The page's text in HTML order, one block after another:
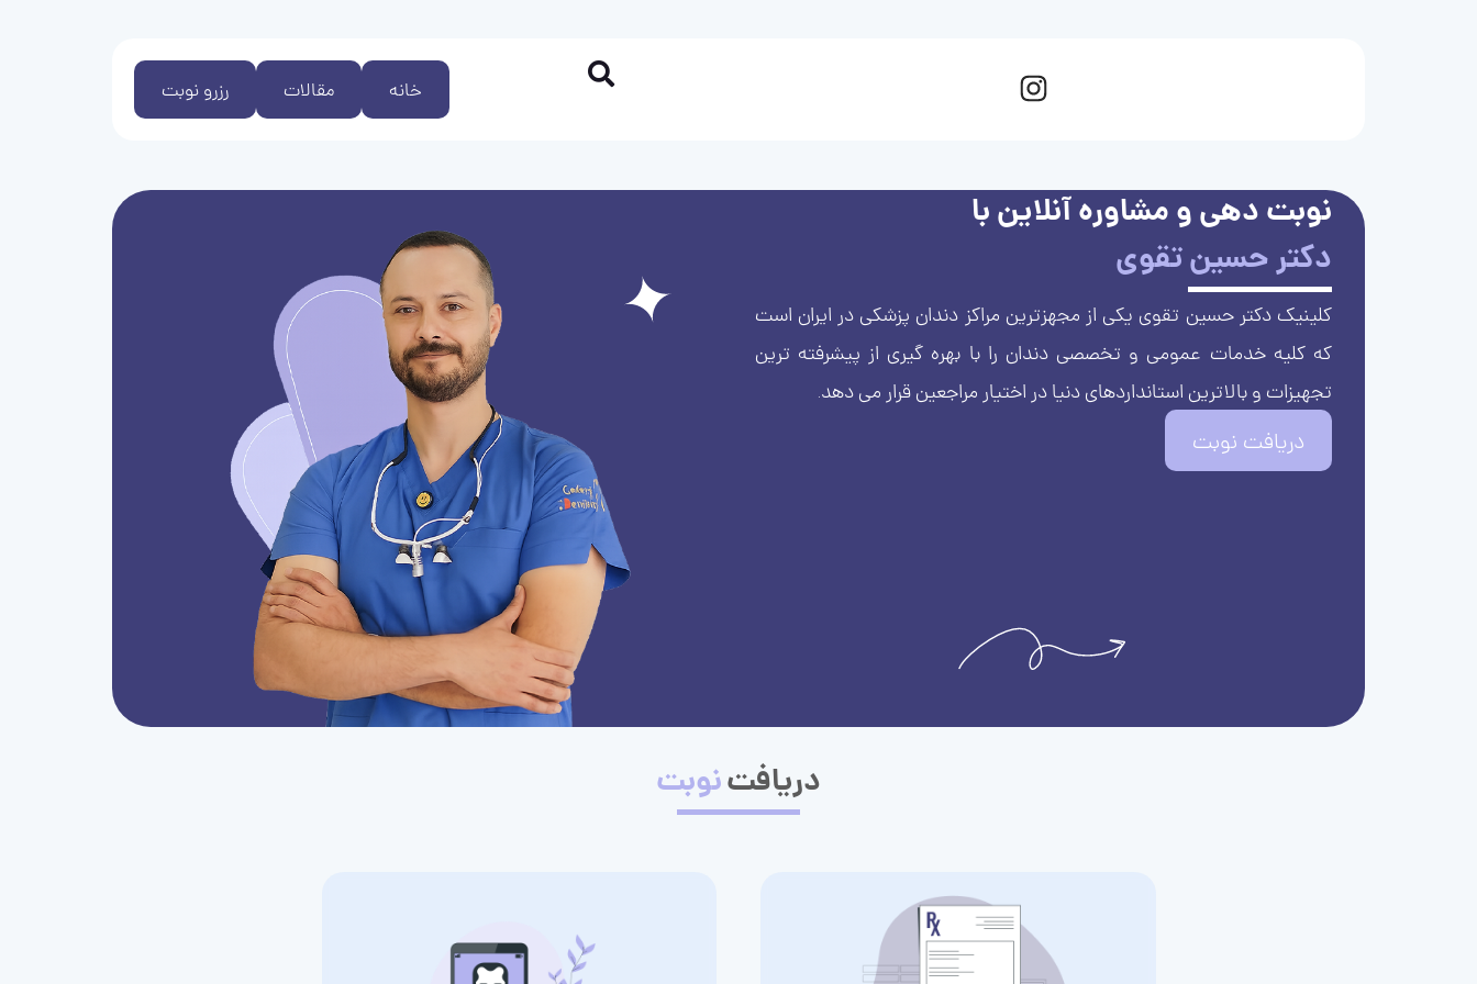
رزرو نوبت مقالات خانه
نوبت دهی و مشاوره آنلاین با
دکتر حسین تقوی
کلینیک دکتر حسین تقوی یکی از مجهزترین مراکز دندان پزشکی در ایران است
که کلیه خدمات عمومی و تخصصی دندان را با بهره گیری از پیشرفته ترین
تجهیزات و بالاترین استانداردهای دنیا در اختیار مراجعین قرار می دهد.
دریافت نوبت
دریافتنوبت